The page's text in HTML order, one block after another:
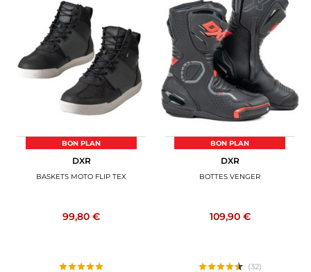
BON PLAN
DXR
BASKETS MOTO FLIP TEX
99,80 €
BON PLAN
DXR
BOTTES VENGER
109,90 €
(32)